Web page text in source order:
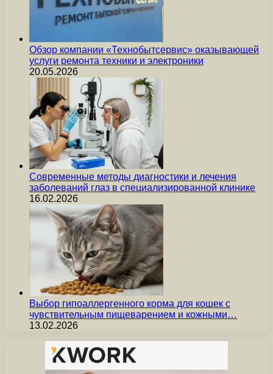
Обзор компании «Технобытсервис» оказывающей
услуги ремонта техники и электроники
20.05.2026
Современные методы диагностики и лечения
заболеваний глаз в специализированной клинике
16.02.2026
Выбор гипоаллергенного корма для кошек с
чувствительным пищеварением и кожными…
13.02.2026